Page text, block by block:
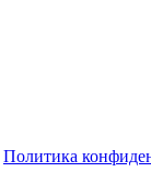
Политика